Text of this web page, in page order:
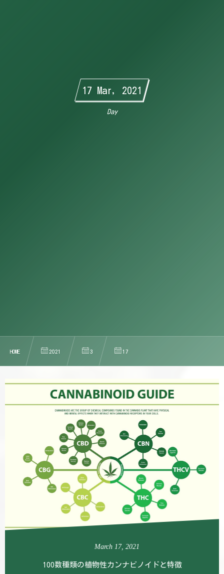
17 Mar, 2021
Day
HOME 2021 3 17
March 17, 2021
100数種類の植物性カンナビノイドと特徴